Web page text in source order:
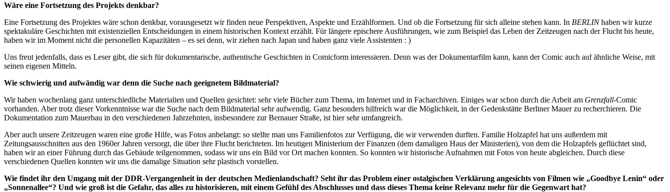
Wäre eine Fortsetzung des Projekts denkbar?
Eine Fortsetzung des Projektes wäre schon denkbar, vorausgesetzt wir finden neue Perspektiven, Aspekte und Erzählformen. Und ob die Fortsetzung für sich alleine stehen kann. In BERLINhaben wir kurze
spektakuläre Geschichten mit existenziellen Entscheidungen in einem historischen Kontext erzählt. Für längere epischere Ausführungen, wie zum Beispiel das Leben der Zeitzeugen nach der Flucht bis heute,
haben wir im Moment nicht die personellen Kapazitäten – es sei denn, wir ziehen nach Japan und haben ganz viele Assistenten : )
Uns freut jedenfalls, dass es Leser gibt, die sich für dokumentarische, authentische Geschichten in Comicform interessieren. Denn was der Dokumentarfilm kann, kann der Comic auch auf ähnliche Weise, mit
seinen eigenen Mitteln.
Wie schwierig und aufwändig war denn die Suche nach geeignetem Bildmaterial?
Wir haben wochenlang ganz unterschiedliche Materialien und Quellen gesichtet: sehr viele Bücher zum Thema, im Internet und in Facharchiven. Einiges war schon durch die Arbeit am Grenzfall-Comic
vorhanden. Aber trotz dieser Vorkenntnisse war die Suche nach dem Bildmaterial sehr aufwendig. Ganz besonders hilfreich war die Möglichkeit, in der Gedenkstätte Berliner Mauer zu recherchieren. Die
Dokumentation zum Mauerbau in den verschiedenen Jahrzehnten, insbesondere zur Bernauer Straße, ist hier sehr umfangreich.
Aber auch unsere Zeitzeugen waren eine große Hilfe, was Fotos anbelangt: so stellte man uns Familienfotos zur Verfügung, die wir verwenden durften. Familie Holzapfel hat uns außerdem mit
Zeitungsausschnitten aus den 1960er Jahren versorgt, die über ihre Flucht berichteten. Im heutigen Ministerium der Finanzen (dem damaligen Haus der Ministerien), von dem die Holzapfels geflüchtet sind,
haben wir an einer Führung durch das Gebäude teilgenommen, sodass wir uns ein Bild vor Ort machen konnten. So konnten wir historische Aufnahmen mit Fotos von heute abgleichen. Durch diese
verschiedenen Quellen konnten wir uns die damalige Situation sehr plastisch vorstellen.
Wie findet ihr den Umgang mit der DDR-Vergangenheit in der deutschen Medienlandschaft? Seht ihr das Problem einer ostalgischen Verklärung angesichts von Filmen wie „Goodbye Lenin“ oder
„Sonnenallee“? Und wie groß ist die Gefahr, das alles zu historisieren, mit einem Gefühl des Abschlusses und dass dieses Thema keine Relevanz mehr für die Gegenwart hat?